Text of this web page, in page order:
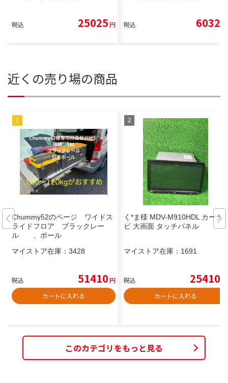
税込 25025円 税込 6032
近くの売り場の商品
Chummy52のページ ワイドス
ライドフロア ブラックレー
ル 、ポール
マイストア在庫： 3428
税込 51410円
カートに入れる
く*ま様 MDV-M910HDL カーナ
ビ 大画面 タッチパネル
マイストア在庫： 1691
税込 25410
カートに入れる
このカテゴリをもっと見る